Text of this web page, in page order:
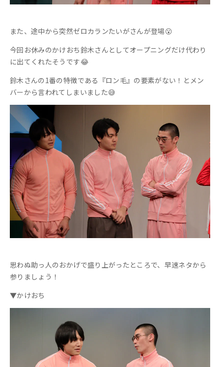
また、途中から突然ゼロカランたいがさんが登場😮
今回お休みのかけおち鈴木さんとしてオープニングだけ代わり
に出てくれたそうです😂
鈴木さんの1番の特徴である『ロン毛』の要素がない！とメン
バーから言われてしまいました😅
思わぬ助っ人のおかげで盛り上がったところで、早速ネタから
参りましょう！
▼かけおち